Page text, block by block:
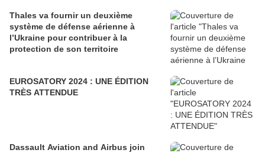
Thales va fournir un deuxième
système de défense aérienne à
l’Ukraine pour contribuer à la
protection de son territoire
EUROSATORY 2024 : UNE ÉDITION
TRÈS ATTENDUE
Dassault Aviation and Airbus join